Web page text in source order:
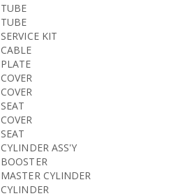
TUBE
TUBE
SERVICE KIT
CABLE
PLATE
COVER
COVER
SEAT
COVER
SEAT
CYLINDER ASS'Y
BOOSTER
MASTER CYLINDER
CYLINDER